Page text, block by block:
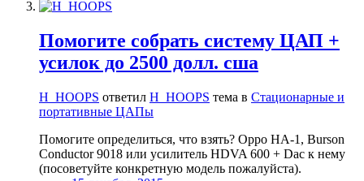
Помогите собрать систему ЦАП +
усилок до 2500 долл. сша
H_HOOPS ответил H_HOOPS тема в Стационарные и
портативные ЦАПы
Помогите определиться, что взять? Oppo HA-1, Burson
Conductor 9018 или усилитель HDVA 600 + Dac к нему
(посоветуйте конкретную модель пожалуйста).